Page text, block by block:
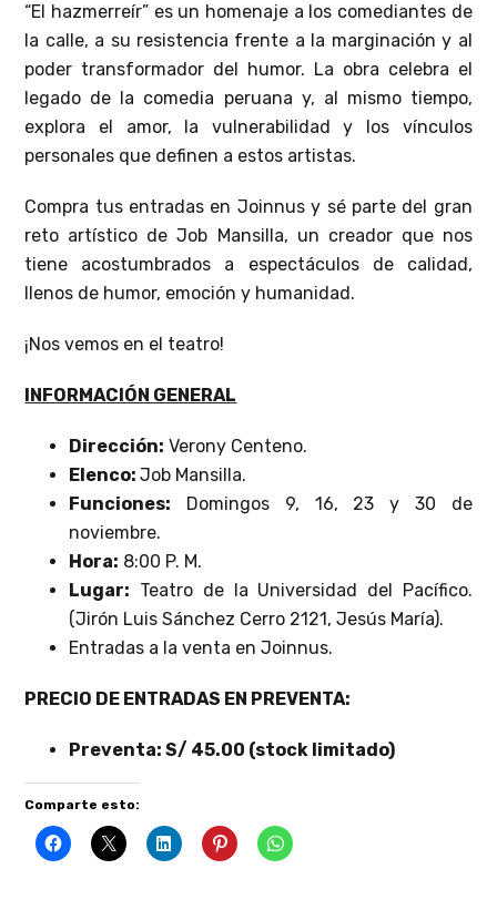
“El hazmerreír” es un homenaje a los comediantes de
la calle, a su resistencia frente a la marginación y al
poder transformador del humor. La obra celebra el
legado de la comedia peruana y, al mismo tiempo,
explora el amor, la vulnerabilidad y los vínculos
personales que definen a estos artistas.
Compra tus entradas en Joinnus y sé parte del gran
reto artístico de Job Mansilla, un creador que nos
tiene acostumbrados a espectáculos de calidad,
llenos de humor, emoción y humanidad.
¡Nos vemos en el teatro!
INFORMACIÓN GENERAL
Dirección: Verony Centeno.
Elenco:Job Mansilla.
Funciones: Domingos 9, 16, 23 y 30 de
noviembre.
Hora: 8:00 P. M.
Lugar: Teatro de la Universidad del Pacífico.
(Jirón Luis Sánchez Cerro 2121, Jesús María).
Entradas a la venta en Joinnus.
P RECIO DE ENTRADAS EN PREVENTA:
Preventa: S/ 45.00 (stock limitado)
Comparte esto: